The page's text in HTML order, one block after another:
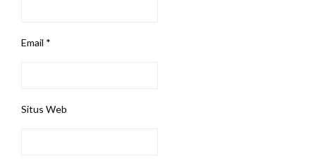
Email *
Situs Web